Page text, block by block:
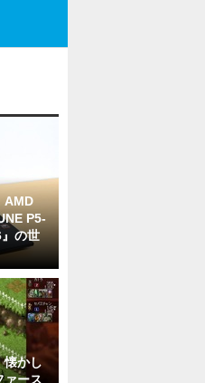
AMD
P5-
の世
懐かし
ァース